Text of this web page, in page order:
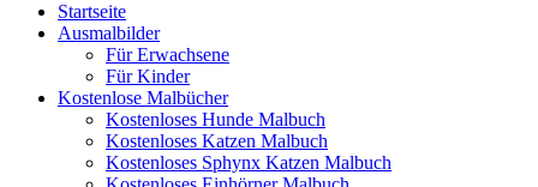
Startseite
Ausmalbilder
Für Erwachsene
Für Kinder
Kostenlose Malbücher
Kostenloses Hunde Malbuch
Kostenloses Katzen Malbuch
Kostenloses Sphynx Katzen Malbuch